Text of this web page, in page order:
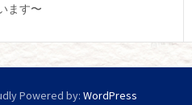
ます〜
Powered by: WordPress